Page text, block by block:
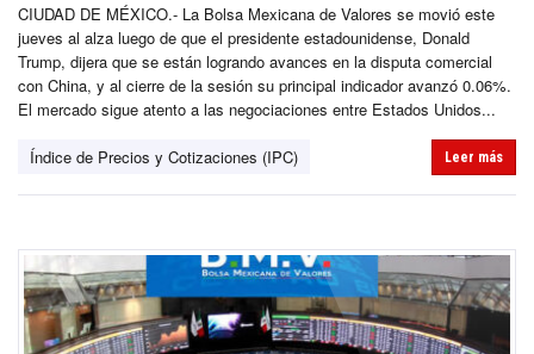
CIUDAD DE MÉXICO.- La Bolsa Mexicana de Valores se movió este
jueves al alza luego de que el presidente estadounidense, Donald
Trump, dijera que se están logrando avances en la disputa comercial
con China, y al cierre de la sesión su principal indicador avanzó 0.06%.
El mercado sigue atento a las negociaciones entre Estados Unidos...
Índice de Precios y Cotizaciones (IPC) Leer más